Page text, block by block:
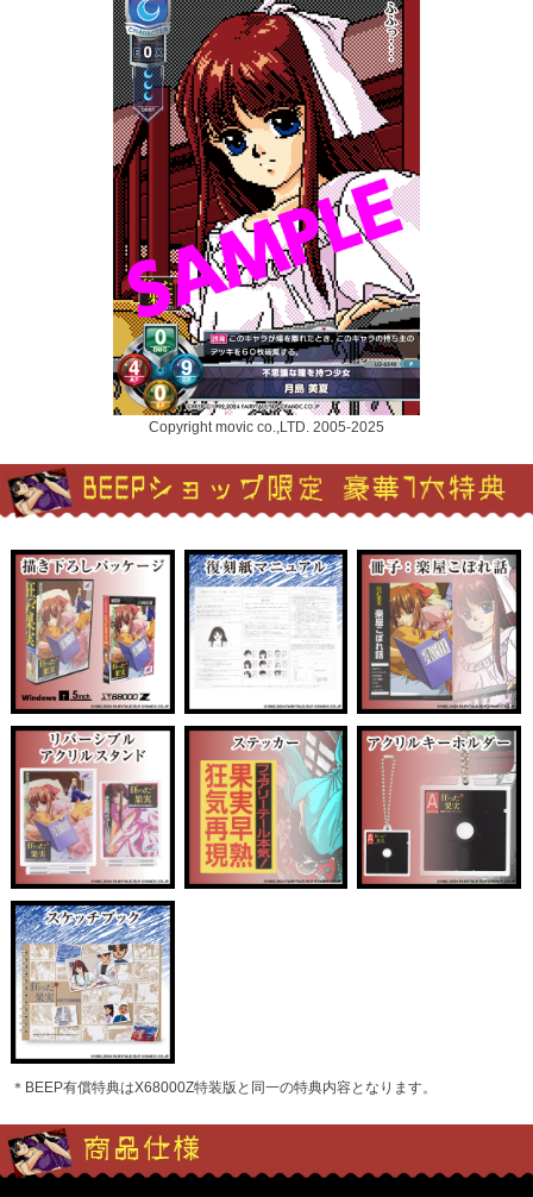
Copyright movic co.,LTD. 2005-2025
＊BEEP有償特典はX68000Z特装版と同一の特典内容となります。